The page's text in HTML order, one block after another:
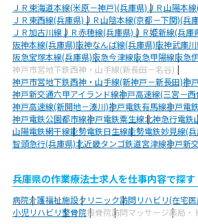
ＪＲ東海道本線(米原－神戸)(兵庫県)ＪＲ山陽本
ＪＲ東西線(兵庫県)ＪＲ山陰本線(京都－下関)(兵
ＪＲ加古川線ＪＲ赤穂線(兵庫県)ＪＲ姫新線(兵庫
阪神本線(兵庫県)阪神なんば線(兵庫県)阪神武庫
阪急宝塚本線(兵庫県)阪急今津線阪急甲陽線阪急
神戸市営地下鉄西神・山手線(新長田－名谷)
神戸市営地下鉄西神・山手線(新神戸－新長田)神
神戸新交通六甲アイランド線神戸高速線(三宮－西
神戸高速線(新開地－湊川)神戸電鉄有馬線神戸電
神戸電鉄公園都市線神戸電鉄粟生線北神急行電鉄
山陽電鉄網干線能勢電鉄日生線能勢電鉄妙見線(
智頭急行(兵庫県)北近畿タンゴ鉄道宮津線神戸新
兵庫県の作業療法士求人を仕事内容で探す
病院介護福祉施設クリニック訪問リハビリ(在宅医
小児リハビリ整骨院接骨院訪問マッサージ薬局・